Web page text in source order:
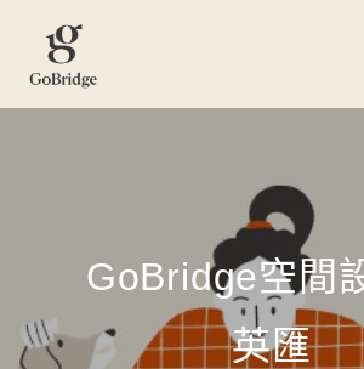
GoBridge空間
英匯